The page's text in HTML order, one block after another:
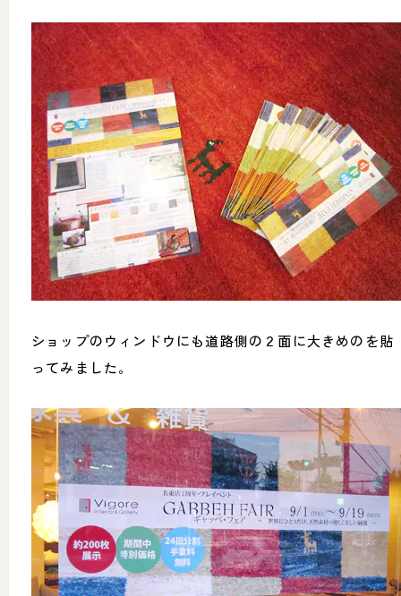
タップで電話をかける
ショップのウィンドウにも道路側の２面に大きめのを貼
ってみました。